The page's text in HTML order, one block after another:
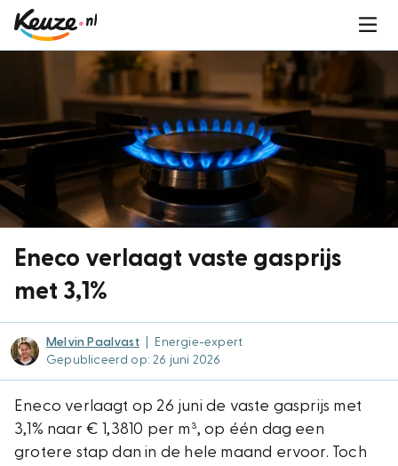
Eneco verlaagt vaste gasprijs
met 3,1%
Melvin Paalvast
Energie-expert
Gepubliceerd op: 26 juni 2026
Eneco verlaagt op 26 juni de vaste gasprijs met
3,1% naar € 1,3810 per m³, op één dag een
grotere stap dan in de hele maand ervoor. Toch